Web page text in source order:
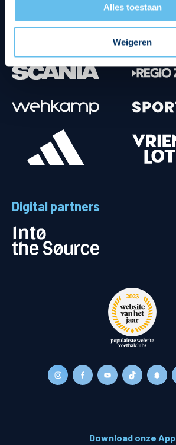
Alles toestaan
Weigeren
Digital partners
Download onze App